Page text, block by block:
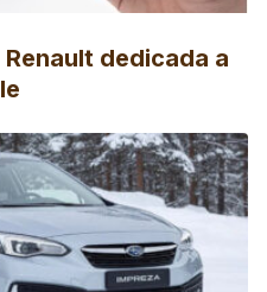
dedicada a